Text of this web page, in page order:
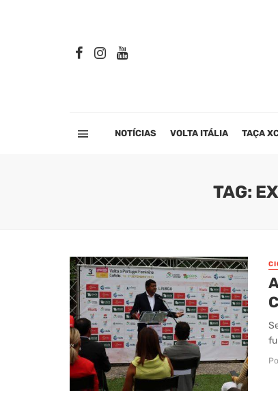
NOTÍCIAS VOLTA ITÁLIA TAÇA
TAG: